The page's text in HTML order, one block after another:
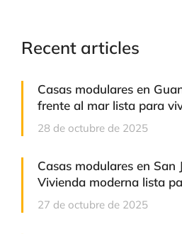
Recent articles
Casas modulares en
frente al mar lista para
28 de octubre de 2025
Casas modulares en San
Vivienda moderna lista
27 de octubre de 2025